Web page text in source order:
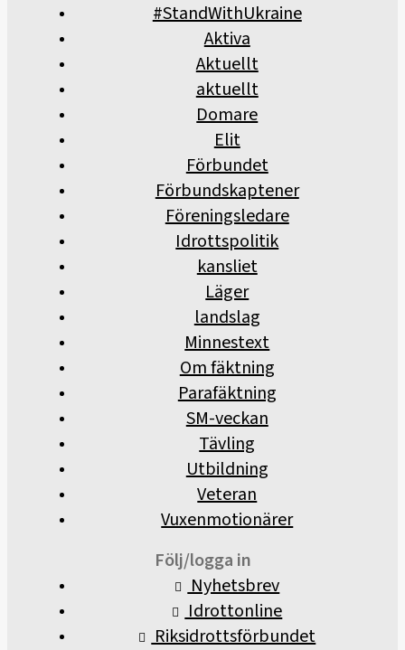
#StandWithUkraine
Aktiva
Aktuellt
aktuellt
Domare
Elit
Förbundet
Förbundskaptener
Föreningsledare
Idrottspolitik
kansliet
Läger
landslag
Minnestext
Om fäktning
Parafäktning
SM-veckan
Tävling
Utbildning
Veteran
Vuxenmotionärer
Följ/logga in
Nyhetsbrev
Idrottonline
Riksidrottsförbundet